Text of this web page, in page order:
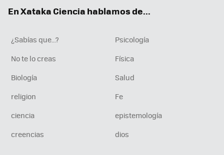
En Xataka Ciencia hablamos de...
¿Sabías que...?
Psicología
No te lo creas
Física
Biología
Salud
religion
Fe
ciencia
epistemología
creencias
dios